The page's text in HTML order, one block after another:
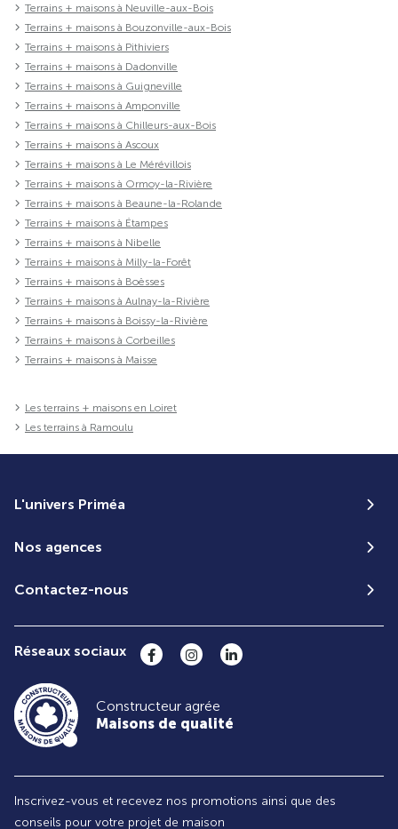
Terrains + maisons à Neuville-aux-Bois
Terrains + maisons à Bouzonville-aux-Bois
Terrains + maisons à Pithiviers
Terrains + maisons à Dadonville
Terrains + maisons à Guigneville
Terrains + maisons à Amponville
Terrains + maisons à Chilleurs-aux-Bois
Terrains + maisons à Ascoux
Terrains + maisons à Le Mérévillois
Terrains + maisons à Ormoy-la-Rivière
Terrains + maisons à Beaune-la-Rolande
Terrains + maisons à Étampes
Terrains + maisons à Nibelle
Terrains + maisons à Milly-la-Forêt
Terrains + maisons à Boësses
Terrains + maisons à Aulnay-la-Rivière
Terrains + maisons à Boissy-la-Rivière
Terrains + maisons à Corbeilles
Terrains + maisons à Maisse
Les terrains + maisons en Loiret
Les terrains à Ramoulu
L'univers Priméa
Nos agences
Contactez-nous
Réseaux sociaux
Constructeur agrée
Maisons de qualité
Inscrivez-vous et recevez nos promotions ainsi que des
conseils pour votre projet de maison